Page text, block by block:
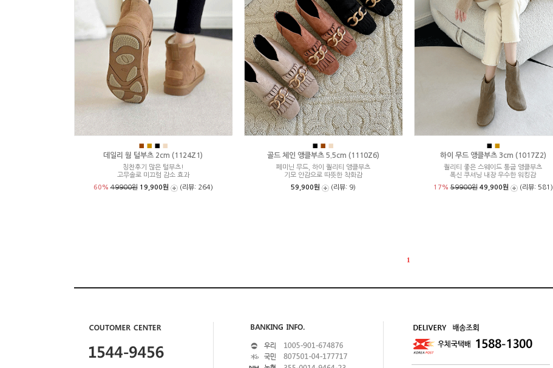
■ ■ ■ ■
데일리 웜 털부츠 2cm (1124Z1)
칭찬후기 많은 털부츠!
고무솔로 미끄럼 감소 효과
60%49900원 19,900원 (리뷰: 264)
■ ■ ■
골드 체인 앵클부츠 5.5cm (1110Z6)
페미닌 무드, 하이 퀄리티 앵클부츠
기모 안감으로 따뜻한 착화감
59,900원
(리뷰: 9)
■ ■
하이 무드 앵클부츠 3cm (1017Z2)
퀄리티 좋은 스웨이드 통굽 앵클부츠
폭신 쿠셔닝 내장 우수한 워킹감
17%59900원 49,900원 (리뷰: 581)
1